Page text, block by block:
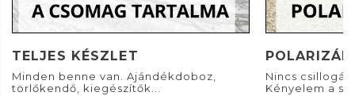
TELJES KÉSZLET
Minden benne van. Ajándékdoboz,
törlőkendő, kiegészítők...
Nincs
Kényelem a